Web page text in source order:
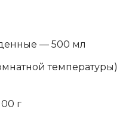
— 500 мл
температуры)
г